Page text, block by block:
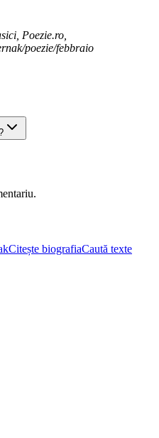
Poezie.ro,
poezie/febbraio
Citește biografiaCaută texte